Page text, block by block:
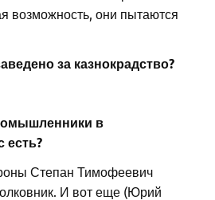
возможность, они пытаются
за казнокрадство?
в
есть?
Степан Тимофеевич
И вот еще (Юрий